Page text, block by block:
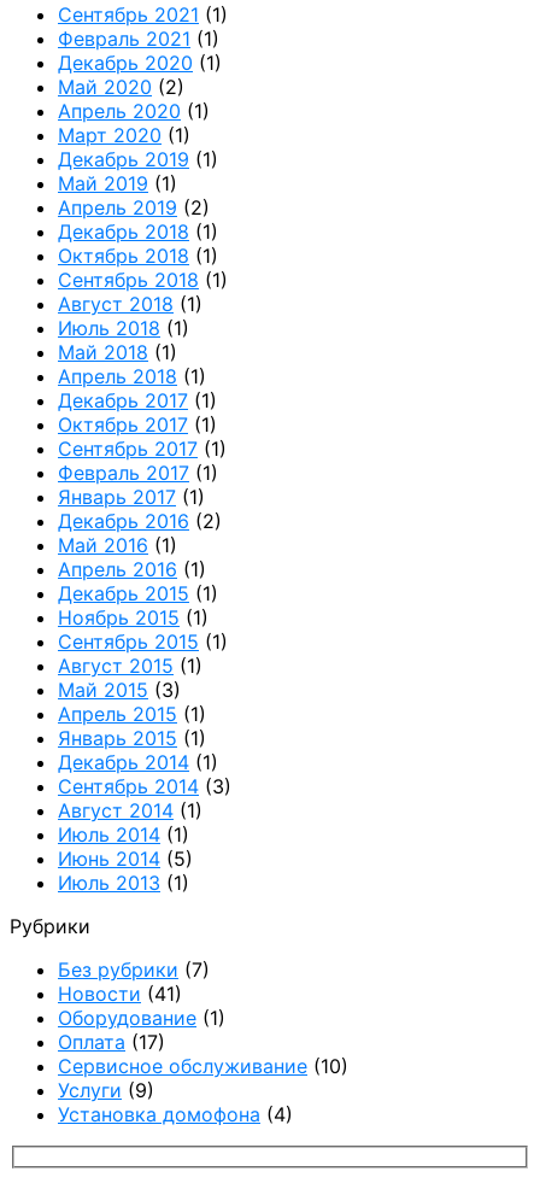
Сентябрь 2021 (1)
Февраль 2021 (1)
Декабрь 2020 (1)
Май 2020 (2)
Апрель 2020 (1)
Март 2020 (1)
Декабрь 2019 (1)
Май 2019 (1)
Апрель 2019 (2)
Декабрь 2018 (1)
Октябрь 2018 (1)
Сентябрь 2018 (1)
Август 2018 (1)
Июль 2018 (1)
Май 2018 (1)
Апрель 2018 (1)
Декабрь 2017 (1)
Октябрь 2017 (1)
Сентябрь 2017 (1)
Февраль 2017 (1)
Январь 2017 (1)
Декабрь 2016 (2)
Май 2016 (1)
Апрель 2016 (1)
Декабрь 2015 (1)
Ноябрь 2015 (1)
Сентябрь 2015 (1)
Август 2015 (1)
Май 2015 (3)
Апрель 2015 (1)
Январь 2015 (1)
Декабрь 2014 (1)
Сентябрь 2014 (3)
Август 2014 (1)
Июль 2014 (1)
Июнь 2014 (5)
Июль 2013 (1)
Рубрики
Без рубрики (7)
Новости (41)
Оборудование (1)
Оплата (17)
Сервисное обслуживание (10)
Услуги (9)
Установка домофона (4)